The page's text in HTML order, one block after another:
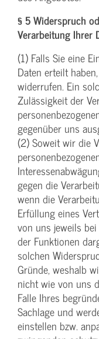
§ 5 Widerspruch
Verarbeitung Ihrer
(1) Falls Sie eine
Daten erteilt
widerrufen. Ein
Zulässigkeit der
gegenüber uns
(2) Soweit wir die
gegen die
wenn die
Erfüllung eines
von uns jeweils
der Funktionen
solchen
Gründe, weshalb
nicht wie von uns
Falle Ihres
Sachlage und
einstellen bzw.